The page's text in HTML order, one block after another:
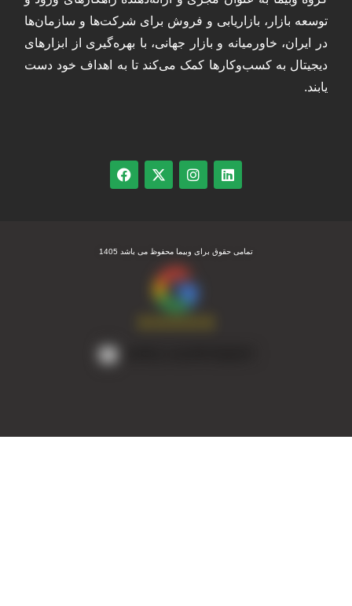
توسعه بازار، بازاریابی و فروش برای شرکت‌ها و سازمان‌ها
در ایران، خاورمیانه و بازار جهانی، با بهره‌گیری از ابزارهای
دیجیتال به کسب‌وکارها کمک می‌کند تا به اهداف خود دست
یابند.
تمامی حقوق برای وبیما محفوظ می باشد 1405